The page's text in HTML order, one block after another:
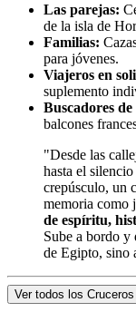
Las parejas:
de la isla de
Familias:
para jóvenes.
Viajeros en
suplemento
Buscadores
balcones
"Desde las
hasta el
crepúsculo, un
memoria como
de espíritu,
Sube a bordo y
de Egipto, sino
Ver todos los